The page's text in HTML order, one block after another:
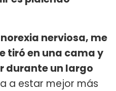
nerviosa, me
tiró en una cama y
durante un largo
a estar mejor más